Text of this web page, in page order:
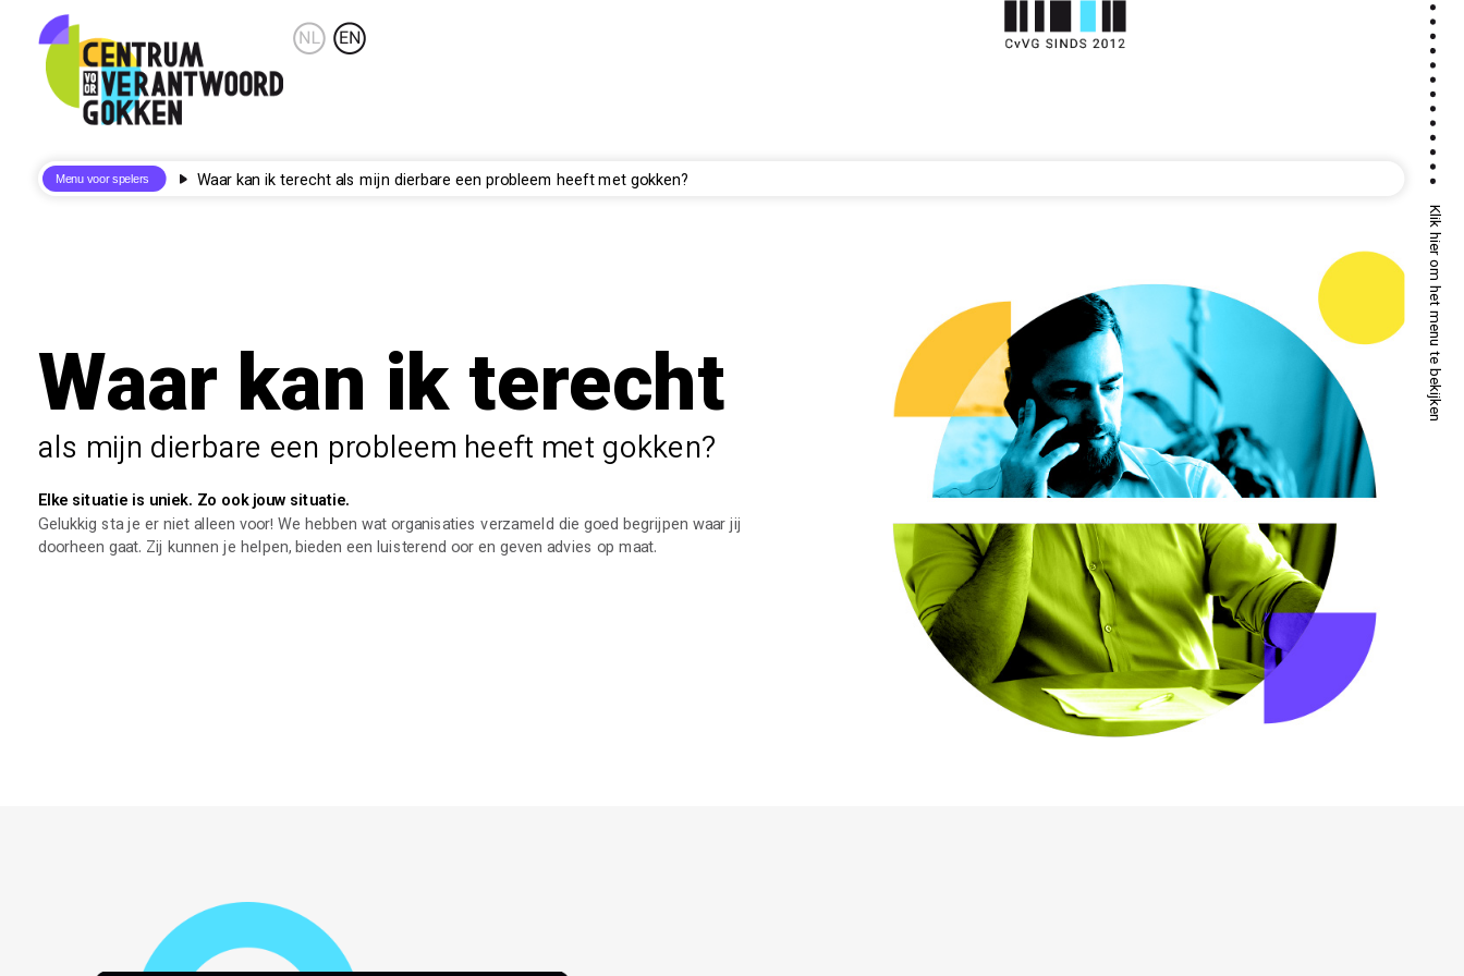
Waar kan ik terecht als mijn dierbare een probleem heeft met gokken?
Waar kan ik terecht
als mijn dierbare een probleem heeft met gokken?
Elke situatie is uniek. Zo ook jouw situatie.
Gelukkig sta je er niet alleen voor! We hebben wat organisaties verzameld die goed begrijpen waar jij
doorheen gaat. Zij kunnen je helpen, bieden een luisterend oor en geven advies op maat.